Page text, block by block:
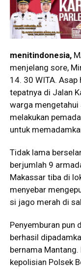
menitindonesia,
menjelang sore,
14. 30 WITA.
tepatnya di Jalan
warga mengetahui
melakukan
untuk
Tidak lama
berjumlah 9
Makassar tiba di
menyebar
si jago merah di
Penyemburan pun
berhasil
bernama
kepolisian Polsek